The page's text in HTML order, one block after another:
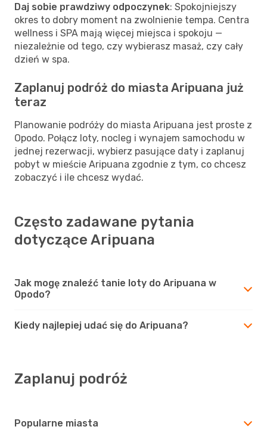
Daj sobie prawdziwy odpoczynek: Spokojniejszy
okres to dobry moment na zwolnienie tempa. Centra
wellness i SPA mają więcej miejsca i spokoju —
niezależnie od tego, czy wybierasz masaż, czy cały
dzień w spa.
Zaplanuj podróż do miasta Aripuana już
teraz
Planowanie podróży do miasta Aripuana jest proste z
Opodo. Połącz loty, nocleg i wynajem samochodu w
jednej rezerwacji, wybierz pasujące daty i zaplanuj
pobyt w mieście Aripuana zgodnie z tym, co chcesz
zobaczyć i ile chcesz wydać.
Często zadawane pytania
dotyczące Aripuana
Jak mogę znaleźć tanie loty do Aripuana w
Opodo?
Kiedy najlepiej udać się do Aripuana?
Zaplanuj podróż
Popularne miasta